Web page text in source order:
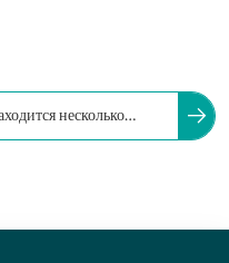
несколько